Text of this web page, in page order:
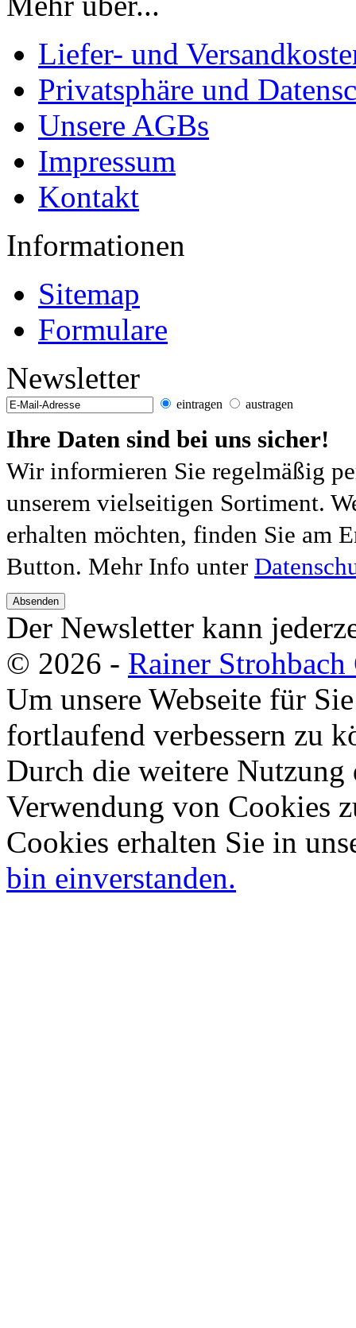
Liefer- und
Privatsphäre und
Unsere AGBs
Impressum
Kontakt
Informationen
Sitemap
Formulare
Newsletter
eintragen austragen
Ihre Daten sind bei uns sicher!
Wir informieren Sie regelmäßig
unserem vielseitigen Sortiment.
erhalten möchten, finden Sie am
Button. Mehr Info unter
Absenden
Der Newsletter kann
© 2026 - Rainer
Um unsere Webseite für
fortlaufend verbessern zu
Durch die weitere Nutzung
Verwendung von Cookies
Cookies erhalten Sie in
bin einverstanden.